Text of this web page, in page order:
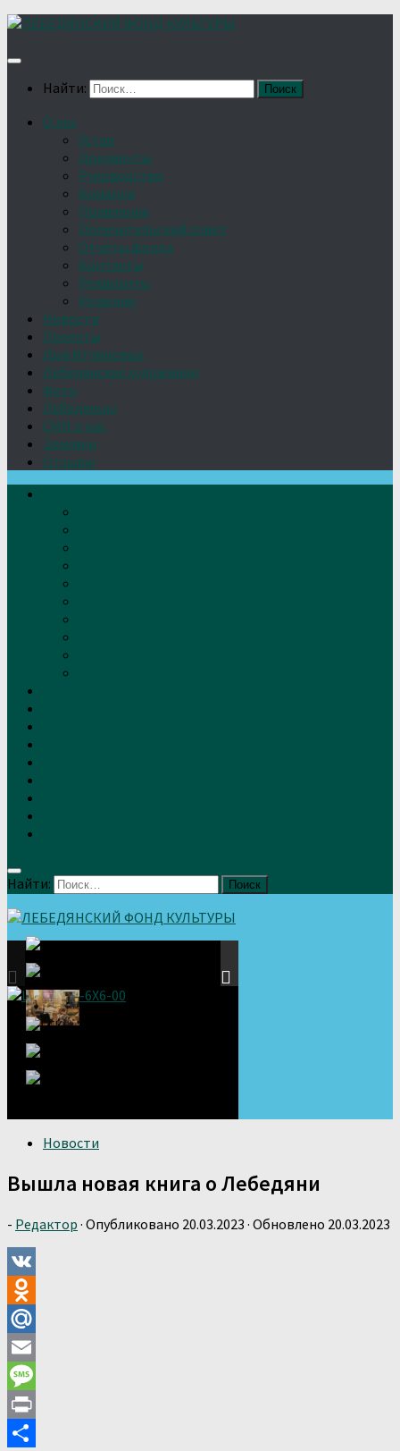
Найти:
О нас
Устав
Документы
Руководство
Команда
Правление
Попечительский совет
Отчёты фонда
Контакты
Реквизиты
Решение
Новости
Проекты
Дом Игумновых
Лебедянские художники
Фото
Лебедянцы
СМИ о нас
Земляки
Отзывы
Найти:
Новости
Вышла новая книга о Лебедяни
- Редактор · Опубликовано 20.03.2023 · Обновлено 20.03.2023
VK
Odnoklassniki
Mail.Ru
Email
Message
Print